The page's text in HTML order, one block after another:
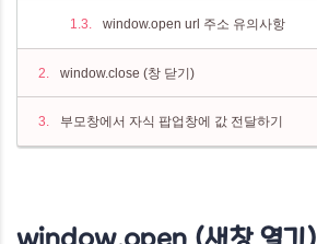
window.open url 주소 유의사항
window.close (창 닫기)
부모창에서 자식 팝업창에 값 전달하기